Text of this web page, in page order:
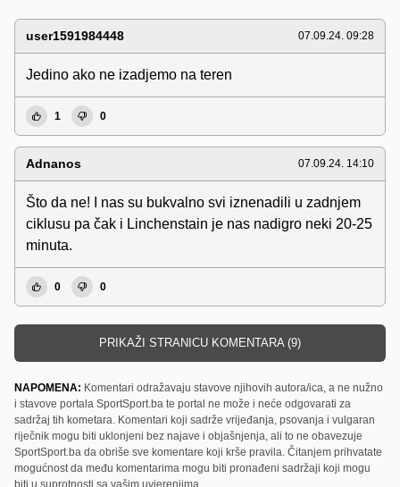
user1591984448 07.09.24. 09:28
Jedino ako ne izadjemo na teren
1 0
Adnanos 07.09.24. 14:10
Što da ne! I nas su bukvalno svi iznenadili u zadnjem
ciklusu pa čak i Linchenstain je nas nadigro neki 20-25
minuta.
0 0
PRIKAŽI STRANICU KOMENTARA (9)
NAPOMENA: Komentari odražavaju stavove njihovih autora/ica, a ne nužno
i stavove portala SportSport.ba te portal ne može i neće odgovarati za
sadržaj tih kometara. Komentari koji sadrže vrijeđanja, psovanja i vulgaran
riječnik mogu biti uklonjeni bez najave i objašnjenja, ali to ne obavezuje
SportSport.ba da obriše sve komentare koji krše pravila. Čitanjem prihvatate
mogućnost da među komentarima mogu biti pronađeni sadržaji koji mogu
biti u suprotnosti sa vašim uvjerenjima.